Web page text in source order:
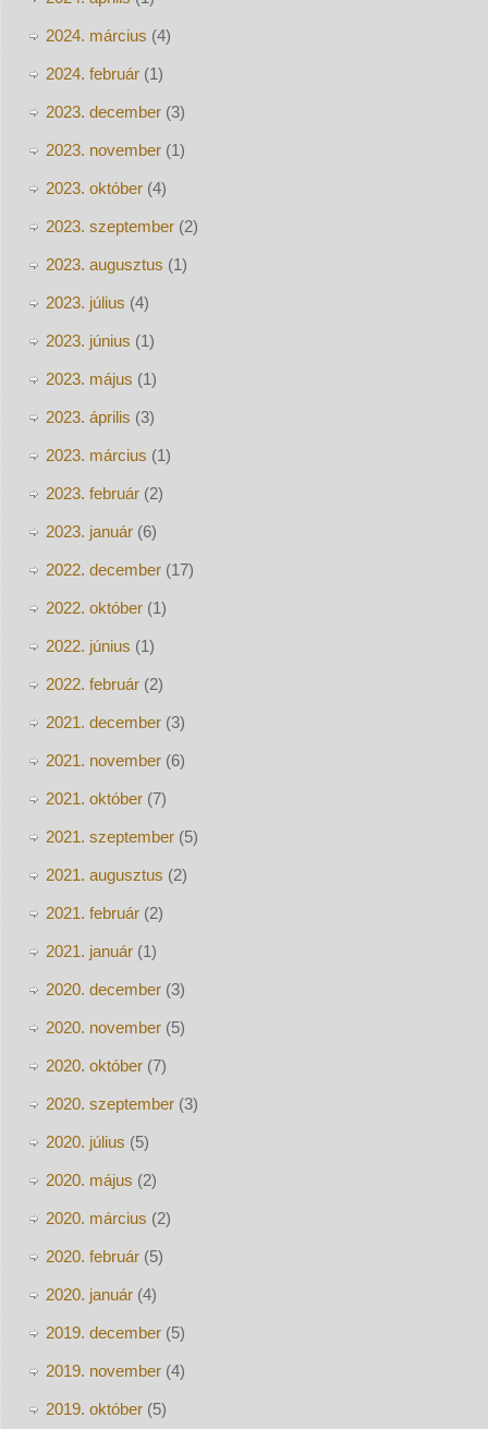
2024. március (4)
2024. február(1)
2023. december(3)
2023. november(1)
2023. október(4)
2023. szeptember(2)
2023. augusztus (1)
2023. július (4)
2023. június (1)
2023. május (1)
2023. április (3)
2023. március (1)
2023. február(2)
2023. január(6)
2022. december(17)
2022. október(1)
2022. június (1)
2022. február(2)
2021. december(3)
2021. november(6)
2021. október(7)
2021. szeptember(5)
2021. augusztus (2)
2021. február(2)
2021. január(1)
2020. december(3)
2020. november(5)
2020. október(7)
2020. szeptember(3)
2020. július (5)
2020. május (2)
2020. március (2)
2020. február(5)
2020. január(4)
2019. december(5)
2019. november(4)
2019. október(5)